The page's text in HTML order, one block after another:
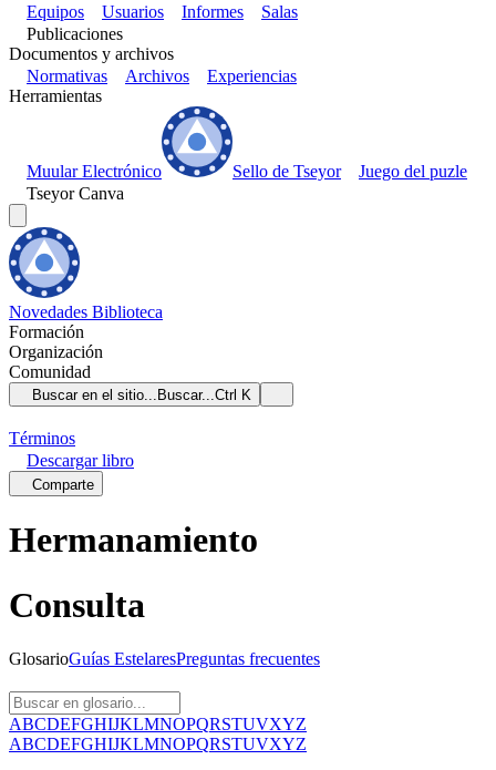
Equipos
Usuarios Informes
Salas
Publicaciones
Documentos y archivos
Normativas
Archivos
Experiencias
Herramientas
Muular Electrónico Sello de Tseyor
Juego del puzle
Tseyor Canva
Novedades Biblioteca
Formación
Organización
Comunidad
Buscar en el sitio... Buscar...Ctrl K
Términos
Descargarlibro
Comparte
Hermanamiento
Consulta
GlosarioGuías EstelaresPreguntas frecuentes
ABCDEFGHIJKLMNOPQRSTUVXYZ
ABCDEFGHIJKLMNOPQRSTUVXYZ